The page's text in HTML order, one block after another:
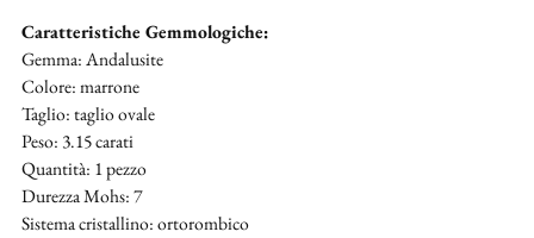
Caratteristiche Gemmologiche:
Gemma: Andalusite
Colore: marrone
Taglio: taglio ovale
Peso: 3.15 carati
Quantità: 1 pezzo
Durezza Mohs: 7
Sistema cristallino: ortorombico